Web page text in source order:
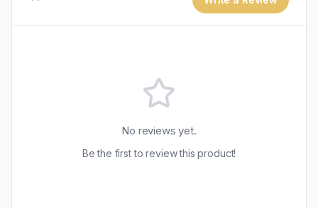
No reviews yet.
Be the first to review this product!